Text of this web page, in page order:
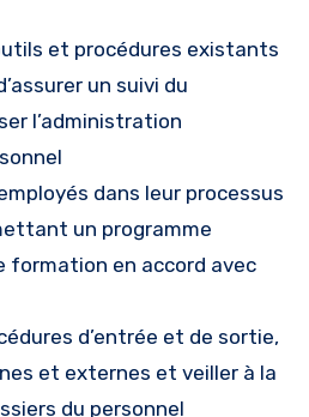
et procédures existants
un suivi du
l’administration
dans leur processus
un programme
formation en accord avec
d’entrée et de sortie,
et externes et veiller à la
du personnel